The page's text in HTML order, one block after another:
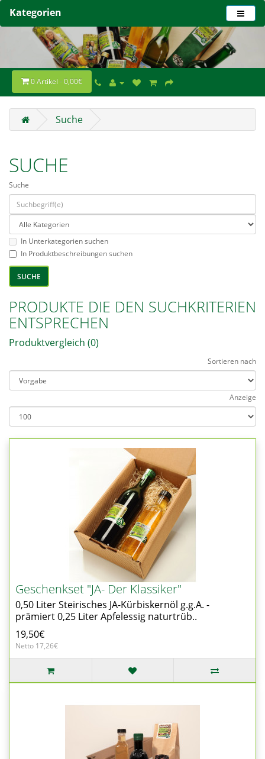
Kategorien
0 Artikel - 0,00€
Suche
SUCHE
Suche
In Unterkategorien suchen
In Produktbeschreibungen suchen
PRODUKTE DIE DEN SUCHKRITERIEN
ENTSPRECHEN
Produktvergleich (0)
Sortieren nach
Anzeige
Geschenkset "JA- Der Klassiker"
0,50 Liter Steirisches JA-Kürbiskernöl g.g.A. -
prämiert 0,25 Liter Apfelessig naturtrüb..
19,50€
Netto 17,26€